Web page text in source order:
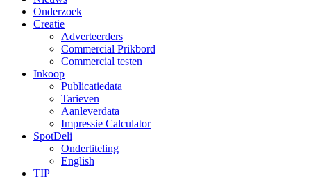
Onderzoek
Creatie
Adverteerders
Commercial Prikbord
Commercial testen
Inkoop
Publicatiedata
Tarieven
Aanleverdata
Impressie Calculator
SpotDeli
Ondertiteling
English
TIP